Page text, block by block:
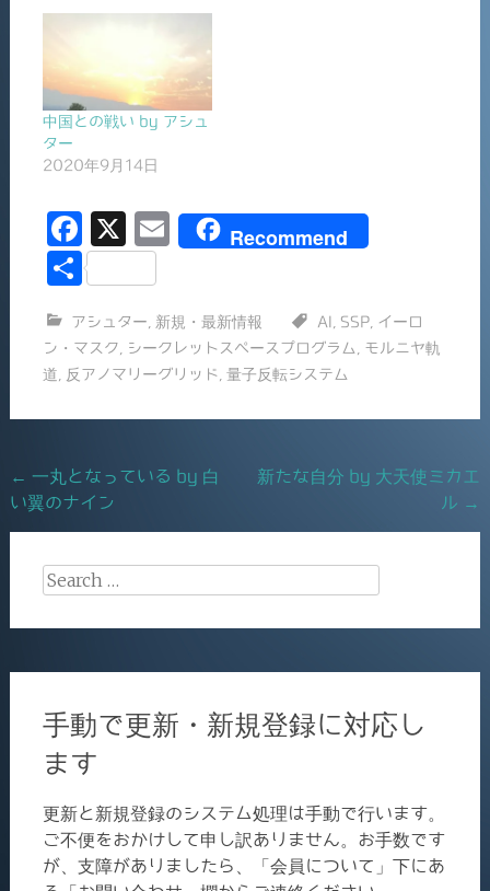
中国との戦い by アシュ
ター
2020年9月14日
F
a
e
b
k
X
E
l
Recommend
共
アシュター 新規・最新情報 AI SSP,
イーロ
ン・マスク
シークレットスペースプログラム
モルニヤ軌
道
反アノマリーグリッド 量子反転システム
Post
navigation
← 一丸となっている by 白
い翼のナイン
新たな自分 by 大天使ミカエ
ル →
Search
手動で更新・新規登録に対応し
ます
更新と新規登録のシステム処理は手動で行います。
ご不便をおかけして申し訳ありません。お手数です
が、支障がありましたら、「会員について」下にあ